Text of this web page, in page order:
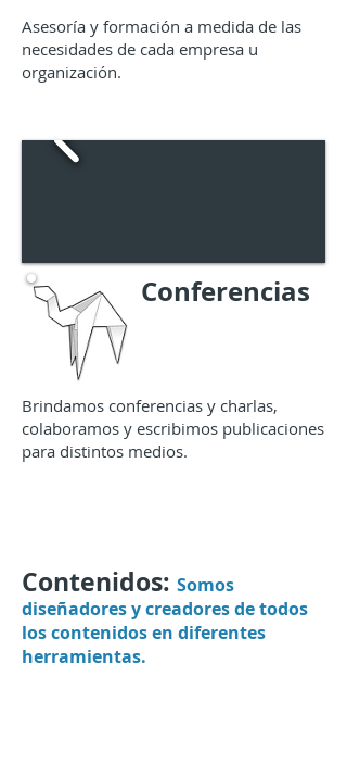
Asesoría y formación a medida de las
necesidades de cada empresa u
organización.
Conferencias
Brindamos conferencias y charlas,
colaboramos y escribimos publicaciones
para distintos medios.
Contenidos: Somos
diseñadores y creadores de todos
los contenidos en diferentes
herramientas.